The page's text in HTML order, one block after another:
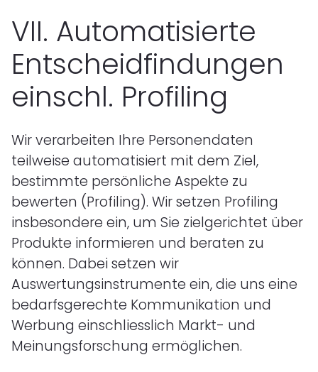
VII. Automatisierte
Entscheidfindungen
einschl. Profiling
Wir verarbeiten Ihre Personendaten
teilweise automatisiert mit dem Ziel,
bestimmte persönliche Aspekte zu
bewerten (Profiling). Wir setzen Profiling
insbesondere ein, um Sie zielgerichtet über
Produkte informieren und beraten zu
können. Dabei setzen wir
Auswertungsinstrumente ein, die uns eine
bedarfsgerechte Kommunikation und
Werbung einschliesslich Markt- und
Meinungsforschung ermöglichen.